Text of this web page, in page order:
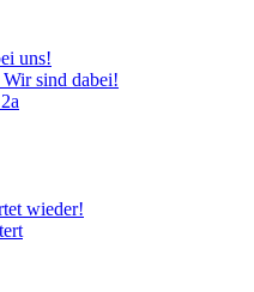
uns!
sind dabei!
wieder!